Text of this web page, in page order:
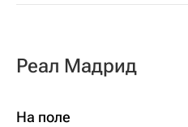
Реал Мадрид
На поле